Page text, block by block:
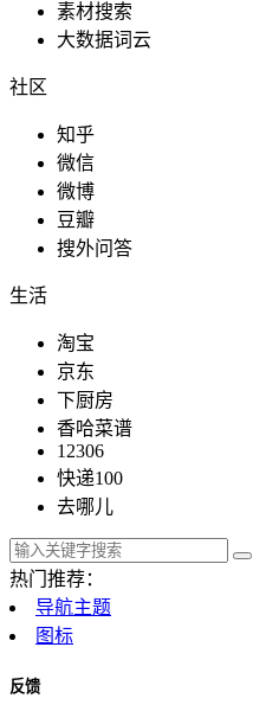
素材搜索
大数据词云
社区
知乎
微信
微博
豆瓣
搜外问答
生活
淘宝
京东
下厨房
香哈菜谱
12306
快递100
去哪儿
热门推荐：
导航主题
图标
反馈